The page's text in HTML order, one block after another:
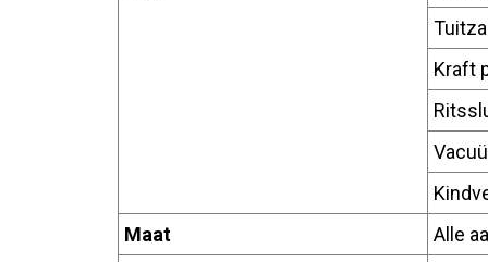
Kraft
Maat
Alle